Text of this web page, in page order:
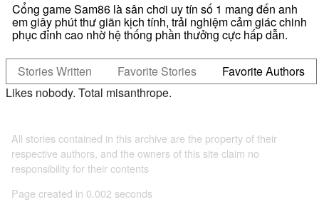
Cổng game Sam86 là sân chơi uy tín số 1 mang đến anh
em giây phút thư giãn kịch tính, trải nghiệm cảm giác chinh
phục đỉnh cao nhờ hệ thống phần thưởng cực hấp dẫn.
Stories Written Favorite Stories
Favorite Authors
Likes nobody. Total misanthrope.
All stories contained in this archive are the property of their
respective authors, and the owners of this site claim no
responsibility for their contents
Page created in 0.002 seconds